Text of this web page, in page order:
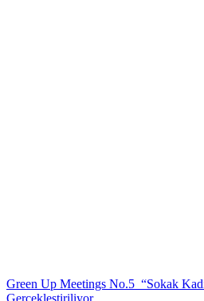
Green Up Meetings No.5 “Sokak
Gerçekleştiriliyor